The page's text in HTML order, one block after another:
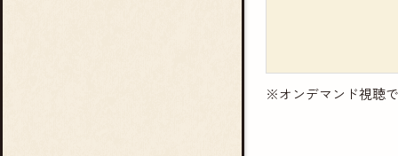
※オンデマンド視聴